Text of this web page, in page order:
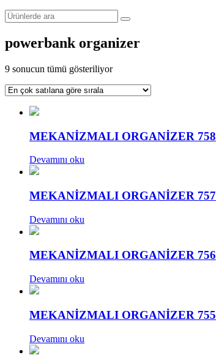
powerbank organizer
9 sonucun tümü gösteriliyorPopülerliğe
sıralandı
MEKANİZMALI ORGANİZER 758
Devamını oku
MEKANİZMALI ORGANİZER 757
Devamını oku
MEKANİZMALI ORGANİZER 756
Devamını oku
MEKANİZMALI ORGANİZER 755
Devamını oku